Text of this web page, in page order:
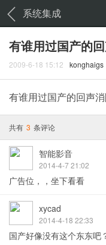
系统集成
有谁用过国产的
2009-6-18 15:12 konghaigs
有谁用过国产的回声消
共有 3 条评论
智能影音
2014-4-7 21:02
广告位，，坐下看看
xycad
2014-4-18 22:33
国产好像没有这个东东吧